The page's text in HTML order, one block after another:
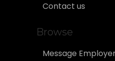
Contact us
Browse
Message